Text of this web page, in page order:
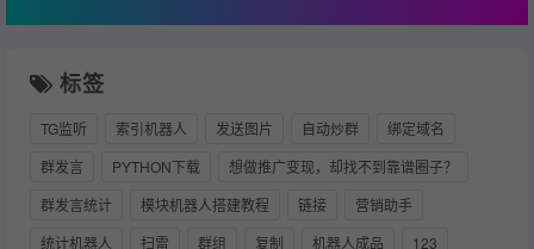
标签
TG监听 索引机器人 发送图片 自动炒群
绑定域名
群发言
PYTHON下载
想做推广变现，却找不到靠谱圈子？
群发言统计
模块机器人搭建教程 链接
营销助手
统计机器人
扫雷 群组 复制 机器人成品 123